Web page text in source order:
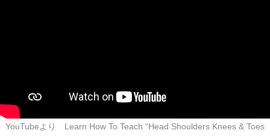
YouTubeより Learn How To Teach “Head Shoulders Knees & Toes